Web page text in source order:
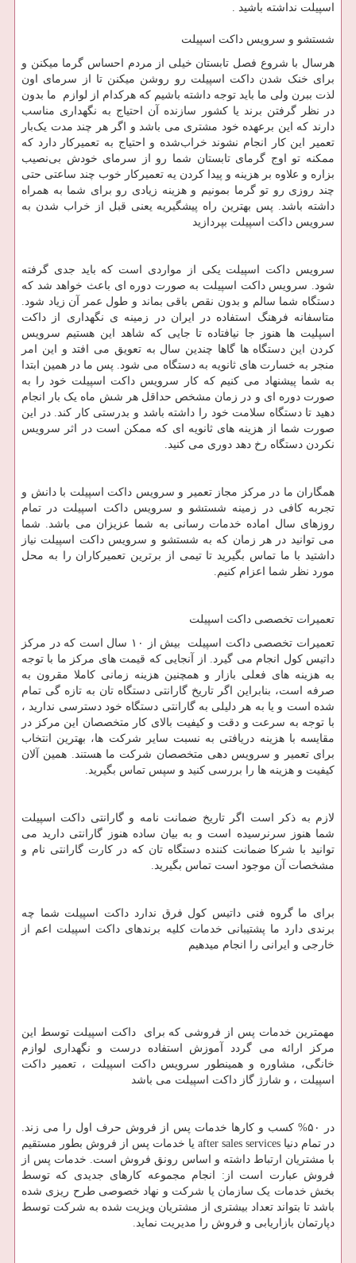
اسپیلت نداشته باشید .
شستشو و سرویس داکت اسپیلت
هرسال با شروع فصل تابستان خیلی از مردم احساس گرما میکنن و
برای خنک شدن داکت اسپیلت رو روشن میکنن تا از سرمای اون
لذت ببرن ولی ما باید توجه داشته باشیم که هرکدام از لوازم‌ ما بدون
در نظر گرفتن برند یا کشور سازنده آن احتیاج به نگهداری مناسب
دارند که این برعهده خود مشتری می باشد و اگر هر چند مدت یک‌بار
تعمیر این کار انجام نشوند خراب‌شده و احتیاج به تعمیرکار دارد که
ممکنه تو اوج گرمای تابستان شما رو از سرمای خودش بی‌نصیب
بزاره و علاوه بر هزینه و پیدا کردن یه تعمیرکار خوب چند ساعتی حتی
چند روزی رو تو گرما بمونیم و هزینه زیادی رو برای شما به همراه
داشته باشد. پس بهترین راه پیشگیریه یعنی قبل از خراب شدن به
سرویس داکت اسپیلت بپردازید
سرویس داکت اسپیلت یکی از مواردی است که باید جدی گرفته
شود. سرویس داکت اسپیلت به صورت دوره ای باعث خواهد شد که
دستگاه شما سالم و بدون نقص باقی بماند و طول عمر آن زیاد شود.
متاسفانه فرهنگ استفاده در ایران در زمینه ی نگهداری از داکت
اسپلیت ها هنوز جا نیافتاده تا جایی که شاهد این هستیم سرویس
کردن این دستگاه ها گاها چندین سال به تعویق می افتد و این امر
منجر به خسارت های ثانویه به دستگاه می شود. پس ما در همین ابتدا
به شما پیشنهاد می کنیم که کار سرویس داکت اسپیلت خود را به
صورت دوره ای و در زمان مشخص حداقل هر شش ماه یک بار انجام
دهید تا دستگاه سلامت خود را داشته باشد و بدرستی کار کند. در این
صورت شما از هزینه های ثانویه ای که ممکن است در اثر سرویس
نکردن دستگاه رخ دهد دوری می کنید.
همگاران ما در مرکز مجاز تعمیر و سرویس داکت اسپیلت با دانش و
تجربه کافی در زمینه شستشو و سرویس داکت اسپیلت در تمام
روزهای سال اماده خدمات رسانی به شما عزیزان می باشد. شما
می توانید در هر زمان که به شستشو و سرویس داکت اسپیلت نیاز
داشتید با ما تماس بگیرید تا تیمی از برترین تعمیرکاران را به محل
مورد نظر شما اعزام کنیم.
تعمیرات تخصصی داکت اسپیلت
تعمیرات تخصصی داکت اسپیلت بیش از ۱۰ سال است که در مرکز
داتیس کول انجام می گیرد. از آنجایی که قیمت های مرکز ما با توجه
به هزینه های فعلی بازار و همچنین هزینه زمانی کاملا مقرون به
صرفه است، بنابراین اگر تاریخ گارانتی دستگاه تان به تازه گی تمام
شده است و یا به هر دلیلی به گارانتی دستگاه خود دسترسی ندارید ،
با توجه به سرعت و دقت و کیفیت بالای کار متخصصان این مرکز در
مقایسه با هزینه دریافتی به نسبت سایر شرکت ها، بهترین انتخاب
برای تعمیر و سرویس دهی متخصصان شرکت ما هستند. همین آلان
کیفیت و هزینه ها را بررسی کنید و سپس تماس بگیرید.
لازم به ذکر است اگر تاریخ ضمانت نامه و گارانتی داکت اسپیلت
شما هنوز سرنرسیده است و به بیان ساده هنوز گارانتی دارید می
توانید با شرکا ضمانت کننده دستگاه تان که در کارت گارانتی نام و
مشخصات آن موجود است تماس بگیرید.
برای ما گروه فنی داتیس کول فرق ندارد داکت اسپیلت شما چه
برندی دارد ما پشتیبانی خدمات کلیه برندهای داکت اسپیلت اعم از
خارجی و ایرانی را انجام میدهیم
مهمترین خدمات پس از فروشی که برای داکت اسپیلت توسط این
مرکز ارائه می گردد آموزش استفاده درست و نگهداری لوازم
خانگی، مشاوره و همینطور سرویس داکت اسپیلت ، تعمیر داکت
اسپیلت ، و شارژ گاز داکت اسپیلت می باشد
در ۵۰% کسب و کارها خدمات پس از فروش حرف اول را می زند.
در تمام دنیا after sales services یا خدمات پس از فروش بطور مستقیم
با مشتریان ارتباط داشته و اساس رونق فروش است. خدمات پس از
فروش عبارت است از: انجام مجموعه کارهای جدیدی که توسط
بخش خدمات یک سازمان یا شرکت و نهاد خصوصی طرح ریزی شده
باشد تا بتواند تعداد بیشتری از مشتریان ویزیت شده به شرکت توسط
دپارتمان بازاریابی و فروش را مدیریت نماید.